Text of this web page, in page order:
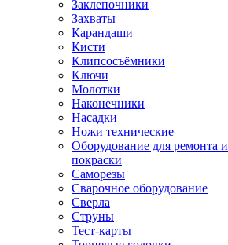
Заклепочники
Захваты
Карандаши
Кисти
Клипсосъёмники
Ключи
Молотки
Наконечники
Насадки
Ножи технические
Оборудование для ремонта и
покраски
Саморезы
Сварочное оборудование
Сверла
Струны
Тест-карты